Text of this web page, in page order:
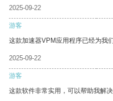
2025-09-22
游客
这款加速器VPM应用程序已经为我
2025-09-22
游客
这款软件非常实用，可以帮助我解决